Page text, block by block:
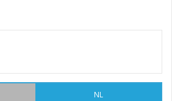
NL